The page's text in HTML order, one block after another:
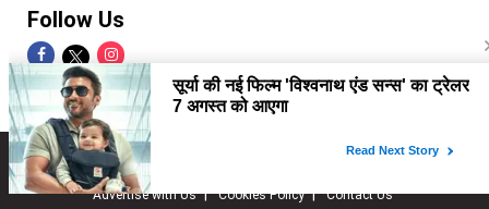
Follow Us
Copyright © 2024 HackaHolic IT Services Private Limited
Home
About us
Advertise with Us
Cookies Policy Contact Us